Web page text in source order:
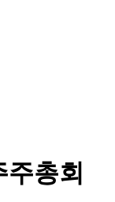
주총회